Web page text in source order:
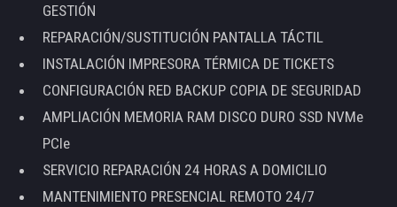
GESTIÓN
REPARACIÓN/SUSTITUCIÓN PANTALLA TÁCTIL
INSTALACIÓN IMPRESORA TÉRMICA DE TICKETS
CONFIGURACIÓN RED BACKUP COPIA DE SEGURIDAD
AMPLIACIÓN MEMORIA RAM DISCO DURO SSD NVMe
PCIe
SERVICIO REPARACIÓN 24 HORAS A DOMICILIO
MANTENIMIENTO PRESENCIAL REMOTO 24/7